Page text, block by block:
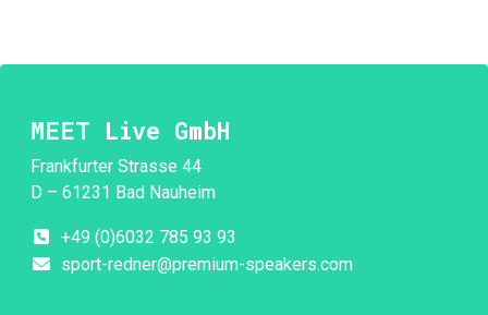
MEET Live GmbH
Frankfurter Strasse 44
D – 61231 Bad Nauheim
+49 (0)6032 785 93 93
sport-redner@premium-speakers.com